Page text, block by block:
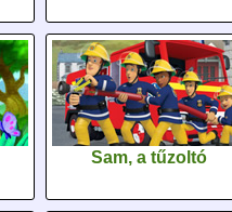
Sam, a tűzoltó